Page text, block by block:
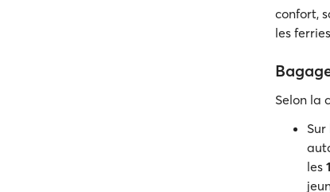
confort,
les ferries
Selon la
les